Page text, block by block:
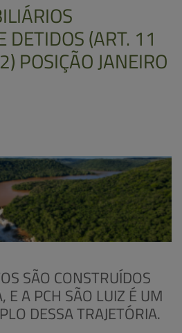
DETIDOS (ART. 11
POSIÇÃO JANEIRO
SÃO CONSTRUÍDOS
E A PCH SÃO LUIZ É UM
DESSA TRAJETÓRIA.